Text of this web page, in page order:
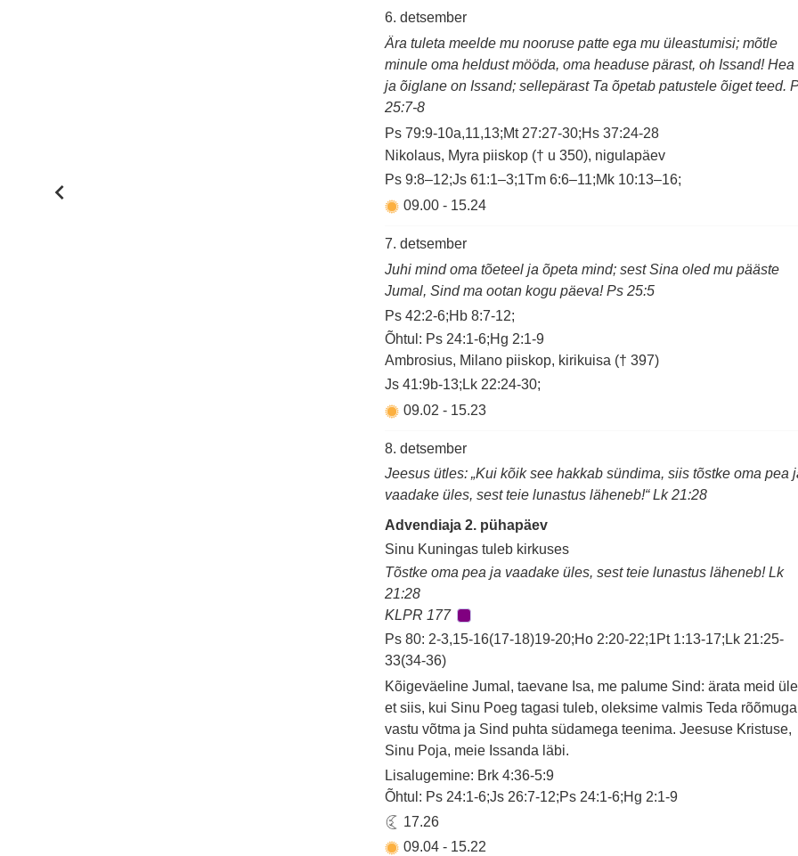
6. detsember
Ära tuleta meelde mu nooruse patte ega mu üleastumisi; mõtle
minule oma heldust mööda, oma headuse pärast, oh Issand! Hea
ja õiglane on Issand; sellepärast Ta õpetab patustele õiget teed.
25:7-8
Ps 79:9-10a,11,13;Mt 27:27-30;Hs 37:24-28
Nikolaus, Myra piiskop († u 350), nigulapäev
Ps 9:8–12;Js 61:1–3;1Tm 6:6–11;Mk 10:13–16;
09.00 - 15.24
7. detsember
Juhi mind oma tõeteel ja õpeta mind; sest Sina oled mu pääste
Jumal, Sind ma ootan kogu päeva! Ps 25:5
Ps 42:2-6;Hb 8:7-12;
Õhtul: Ps 24:1-6;Hg 2:1-9
Ambrosius, Milano piiskop, kirikuisa († 397)
Js 41:9b-13;Lk 22:24-30;
09.02 - 15.23
8. detsember
Jeesus ütles: „Kui kõik see hakkab sündima, siis tõstke oma pea
vaadake üles, sest teie lunastus läheneb!“ Lk 21:28
Advendiaja 2. pühapäev
Sinu Kuningas tuleb kirkuses
Tõstke oma pea ja vaadake üles, sest teie lunastus läheneb! Lk
21:28
KLPR 177
Ps 80: 2-3,15-16(17-18)19-20;Ho 2:20-22;1Pt 1:13-17;Lk 21:25-
33(34-36)
Kõigeväeline Jumal, taevane Isa, me palume Sind: ärata meid
et siis, kui Sinu Poeg tagasi tuleb, oleksime valmis Teda rõõmuga
vastu võtma ja Sind puhta südamega teenima. Jeesuse Kristuse,
Sinu Poja, meie Issanda läbi.
Lisalugemine: Brk 4:36-5:9
Õhtul: Ps 24:1-6;Js 26:7-12;Ps 24:1-6;Hg 2:1-9
17.26
09.04 - 15.22